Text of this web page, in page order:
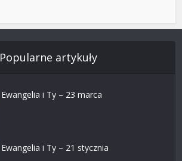
Popularne artykuły
Ewangelia i Ty – 23 marca
Ewangelia i Ty – 21 stycznia